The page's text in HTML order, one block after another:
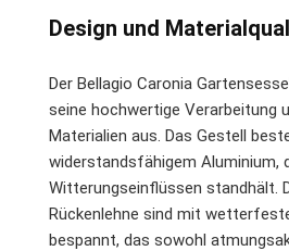
Design und
Der Bellagio Caronia
seine hochwertige Verarbeitung
Materialien aus. Das Gestell
widerstandsfähigem Aluminium,
Witterungseinflüssen standhält.
Rückenlehne sind mit
bespannt, das sowohl